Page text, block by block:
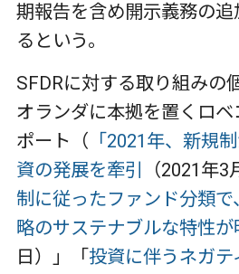
期報告を含め開示義務の
るという。
SFDRに対する取り組みの
オランダに本拠を置くロ
ポート（ 「2021年、新規
資の発展を牽引
（2021年
制に従ったファンド分類
略のサステナブルな特性が
日）」「投資に伴うネガ